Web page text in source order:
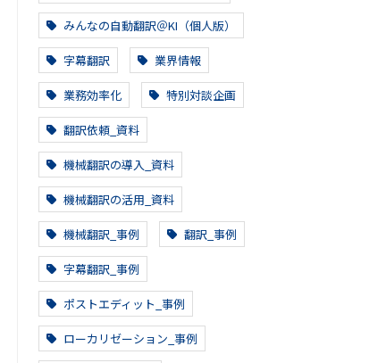
みんなの自動翻訳＠KI（個人版）
字幕翻訳 業界情報
業務効率化 特別対談企画
翻訳依頼_資料
機械翻訳の導入_資料
機械翻訳の活用_資料
機械翻訳_事例 翻訳_事例
字幕翻訳_事例
ポストエディット_事例
ローカリゼーション_事例